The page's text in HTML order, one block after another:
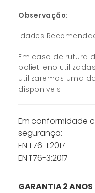
Observação:
Idades
Em caso de rutura
polietileno
utilizaremos uma
disponiveis.
Em conformidade
segurança:
EN 1176-1:2017
EN 1176-3:2017
GARANTIA 2 ANOS